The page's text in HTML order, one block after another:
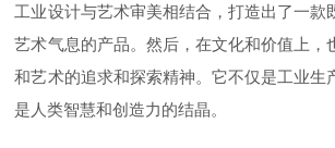
工业设计与艺术审美相结合，打造出了一款
艺术气息的产品。然后，在文化和价值上，
和艺术的追求和探索精神。它不仅是工业生
是人类智慧和创造力的结晶。